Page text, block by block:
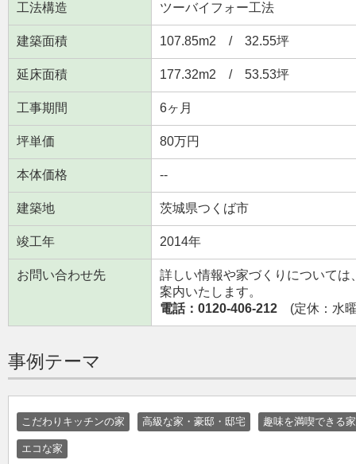
工法構造 ツーバイフォー工法
建築面積 107.85m2 / 32.55坪
延床面積 177.32m2 / 53.53坪
工事期間 6ヶ月
坪単価 80万円
本体価格 --
建築地 茨城県つくば市
竣工年 2014年
お問い合わせ先
詳しい情報や家づくりについて
案内いたします。
電話：0120-406-212 (定休：水
事例テーマ
こだわりキッチンの家 高級な家・豪邸・邸宅 趣味を満喫できる家
エコな家